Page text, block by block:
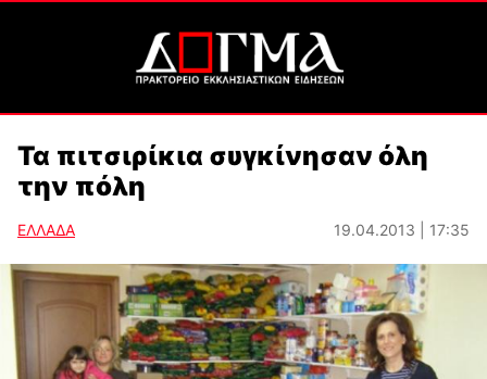
Τα πιτσιρίκια συγκίνησαν όλη
την πόλη
ΕΛΛΑΔΑ 19.04.2013 | 17:35